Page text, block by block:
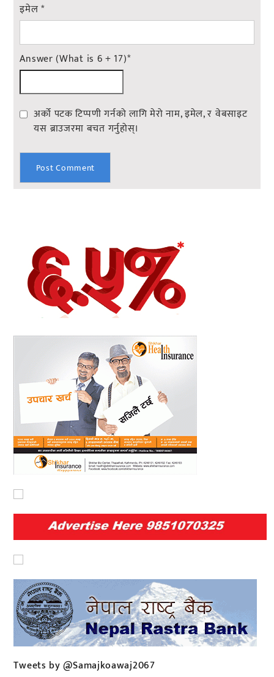
इमेल*
Answer (What is 6 + 17)*
अर्को पटक टिप्पणी गर्नको लागि मेरो नाम, इमेल, र वेबसाइट
यस ब्राउजरमा बचत गर्नुहोस्।
Tweets by @Samajkoawaj2067